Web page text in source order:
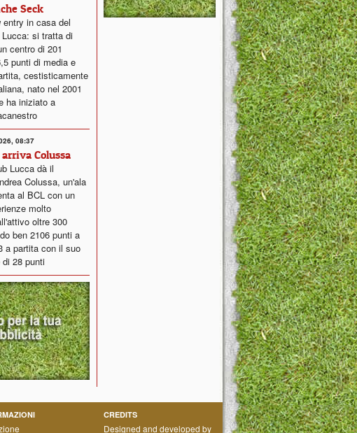
Seck
entry in casa del
si tratta di
centro di 201
punti di media e
cestisticamente
nato nel 2001
ha iniziato a
08:37
Colussa
Lucca dà il
Colussa, un'ala
al BCL con un
molto
oltre 300
ben 2106 punti a
a partita con il suo
28 punti
CREDITS
Designed and developed by